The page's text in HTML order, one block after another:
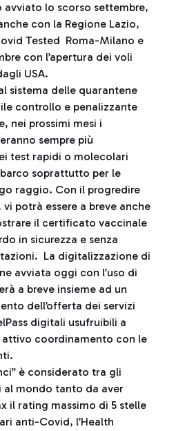
avviato lo scorso settembre,
con la Regione Lazio,
Tested Roma-Milano e
con l’apertura dei voli
USA.
sistema delle quarantene
controllo e penalizzante
nei prossimi mesi i
sempre più
test rapidi o molecolari
soprattutto per le
raggio. Con il progredire
potrà essere a breve anche
il certificato vaccinale
in sicurezza e senza
La digitalizzazione di
avviata oggi con l’uso di
a breve insieme ad un
dell’offerta dei servizi
digitali usufruibili a
attivo coordinamento con le
è considerato tra gli
al mondo tanto da aver
il rating massimo di 5 stelle
anti-Covid, l’Health